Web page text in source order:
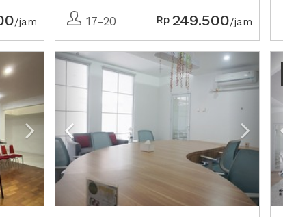
/jam 17-20 Rp 249.500/jam
Next2Previous Next2